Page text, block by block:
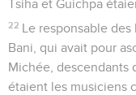
Tsiha et Guichpa
22 Le responsable
Bani, qui avait pour
Michée, descendants
étaient les musiciens